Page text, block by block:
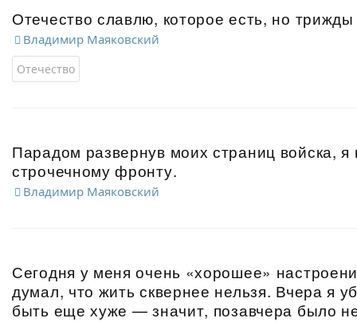
Отечество славлю, которое есть, но
Владимир Маяковский
Отечество
Парадом развернув моих страниц войска, я
строчечному фронту.
Владимир Маяковский
Сегодня у меня очень «хорошее»
думал, что жить сквернее нельзя. Вчера я
быть еще хуже — значит, позавчера было